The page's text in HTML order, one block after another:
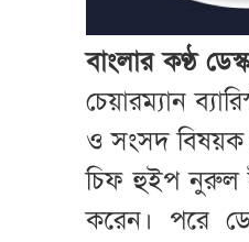
বাংলার কণ্ঠ
চেয়ারম্যান
ও সংসদ বিষয়ক
চিফ হুইপ নুরুল
করেন। পরে